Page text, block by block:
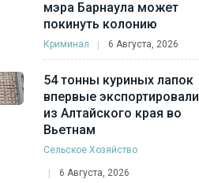
мэра Барнаула может
покинуть колонию
Криминал 6 Августа, 2026
54 тонны куриных лапок
впервые экспортировали
из Алтайского края во
Вьетнам
Сельское Хозяйство
6 Августа, 2026